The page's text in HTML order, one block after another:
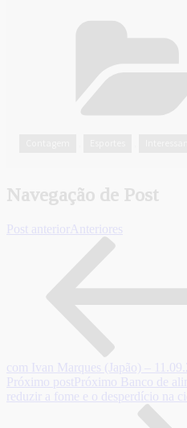
Navegação de Post
Post anterior Anteriores
com Ivan Marques (Japão) –
Próximo post Próximo Banco de
reduzir a fome e o desperdício na